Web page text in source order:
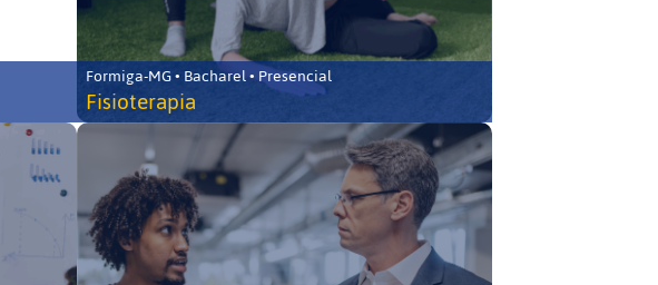
Formiga-MG • Bacharel • Presencial
Fisioterapia